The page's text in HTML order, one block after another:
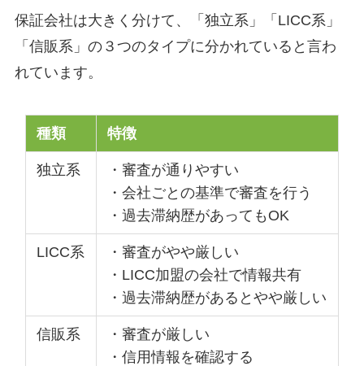
保証会社は大きく分けて、「独立系」「LICC系」
「信販系」の３つのタイプに分かれていると言わ
れています。
種類 特徴
独立系
・審査が通りやすい
・会社ごとの基準で審査を行う
・過去滞納歴があってもOK
LICC系
・審査がやや厳しい
・LICC加盟の会社で情報共有
・過去滞納歴があるとやや厳しい
信販系
・審査が厳しい
・信用情報を確認する